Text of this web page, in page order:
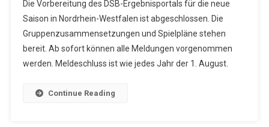
Die Vorbereitung des DSB-Ergebnisportals für die neue
Saison in Nordrhein-Westfalen ist abgeschlossen. Die
Gruppenzusammensetzungen und Spielpläne stehen
bereit. Ab sofort können alle Meldungen vorgenommen
werden. Meldeschluss ist wie jedes Jahr der 1. August.
Continue Reading